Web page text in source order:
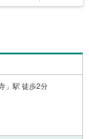
」駅 徒歩2分